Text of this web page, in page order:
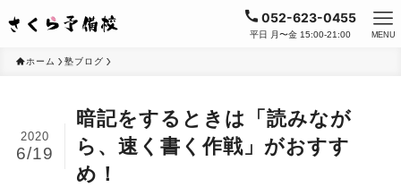
052-623-0455
平日 月〜金 15:00-21:00 MENU
ホーム 塾ブログ
暗記をするときは「読みなが
ら、速く書く作戦」がおすす
め！
2020
6/19